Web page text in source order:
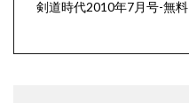
剣道時代2010年7月号-無料